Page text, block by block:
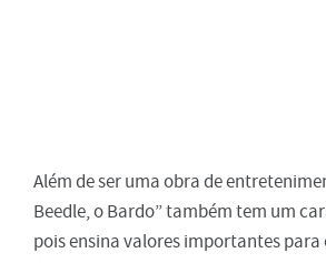
Além de ser uma obra de
Beedle, o Bardo” também tem um
pois ensina valores importantes para